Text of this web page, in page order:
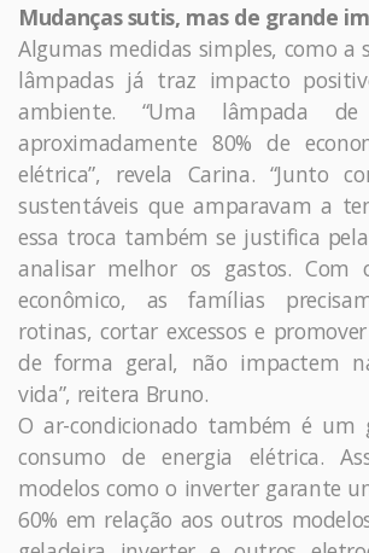
Mudanças sutis, mas de grande
Algumas medidas simples, como a
lâmpadas já traz impacto
ambiente. “Uma lâmpada
aproximadamente 80% de
elétrica”, revela Carina. “Junto
sustentáveis que amparavam a
essa troca também se justifica
analisar melhor os gastos. Com
econômico, as famílias
rotinas, cortar excessos e
de forma geral, não impactem
vida”, reitera Bruno.
O ar-condicionado também é um
consumo de energia elétrica.
modelos como o inverter garante
60% em relação aos outros